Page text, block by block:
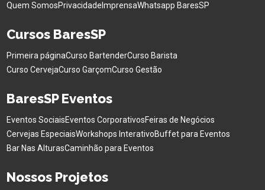
Quem SomosPrivacidade ImprensaWhatsapp BaresSP
Cursos BaresSP
Primeira páginaCurso BartenderCurso Barista
Curso CervejaCurso GarçomCurso Gestão
BaresSP Eventos
Eventos SociaisEventos CorporativosFeiras de Negócios
Cervejas EspeciaisWorkshops InterativoBuffet para Eventos
Bar Nas AlturasCaminhão para Eventos
Nossos Projetos